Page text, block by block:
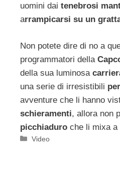
uomini dai tenebrosi
arrampicarsi su un
Non potete dire di no a
programmatori della
della sua luminosa
una serie di irresistibili
avventure che li hanno
schieramenti, allora non
picchiaduro che li mixa a
Categorie
Video